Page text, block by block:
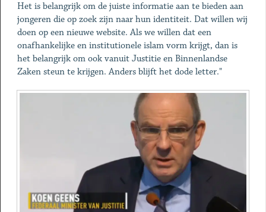
Het is belangrijk om de juiste informatie aan te bieden aan
jongeren die op zoek zijn naar hun identiteit. Dat willen wij
doen op een nieuwe website. Als we willen dat een
onafhankelijke en institutionele islam vorm krijgt, dan is
het belangrijk om ook vanuit Justitie en Binnenlandse
Zaken steun te krijgen. Anders blijft het dode letter."